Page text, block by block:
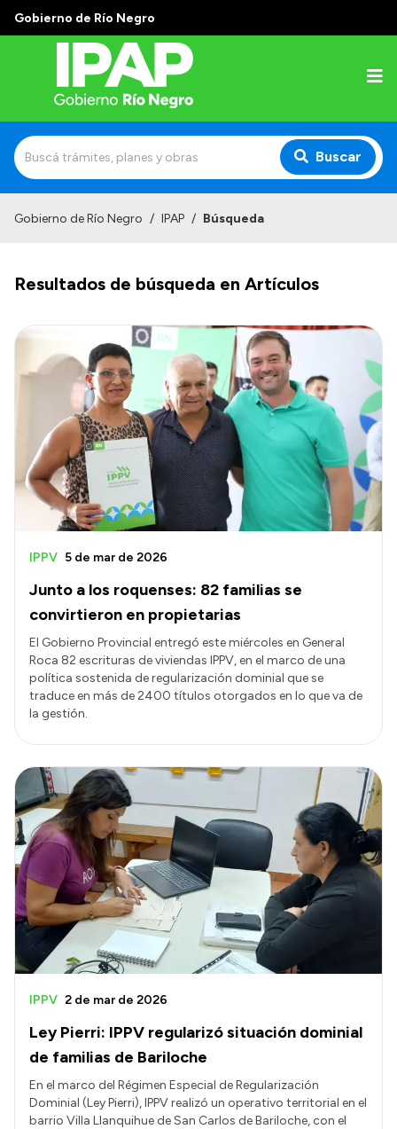
Gobierno de Río Negro
Buscar
El IPAP
Alumnos
Docentes y Capacitadores
Delegaciones
Normativa
Accesos directos
SIU GUARANÍ
TECNICATURAS
CAPACITACIONES
Gobierno de Río Negro / IPAP / Búsqueda
Resultados de búsqueda en Artículos
Junto a los roquenses: 82 familias se
convirtieron en propietarias
IPPV 5 de mar de 2026
El Gobierno Provincial entregó este miércoles en General
Roca 82 escrituras de viviendas IPPV, en el marco de una
política sostenida de regularización dominial que se
traduce en más de 2400 títulos otorgados en lo que va de
la gestión.
Ley Pierri: IPPV regularizó situación dominial
de familias de Bariloche
IPPV 2 de mar de 2026
En el marco del Régimen Especial de Regularización
Dominial (Ley Pierri), IPPV realizó un operativo territorial en el
barrio Villa Llanquihue de San Carlos de Bariloche, con el